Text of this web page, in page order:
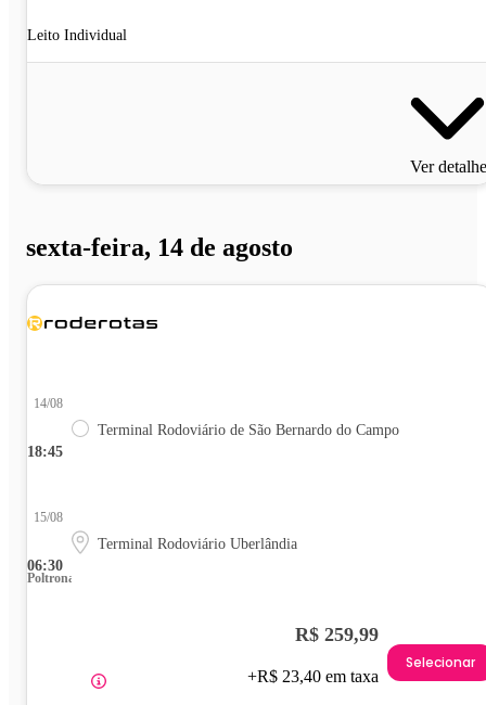
Leito Individual
Ver
sexta-feira, 14 de agosto
18:45
14/08
Terminal Rodoviário de São Bernardo do Campo
06:30
15/08
Terminal Rodoviário Uberlândia
Poltrona
R$ 259,99
+R$ 23,40 em taxa
Selecionar